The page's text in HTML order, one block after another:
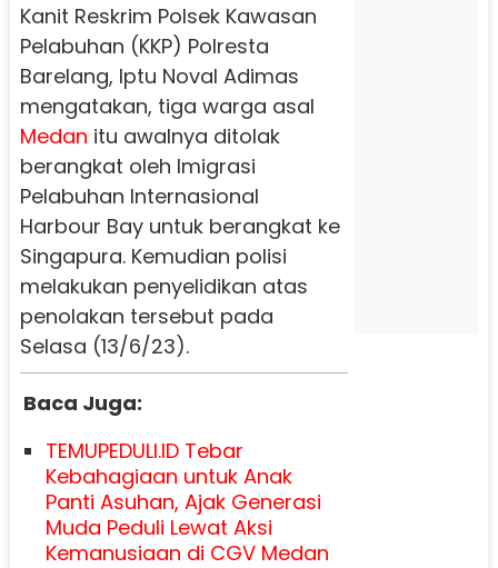
Kanit Reskrim Polsek Kawasan
Pelabuhan (KKP) Polresta
Barelang, Iptu Noval Adimas
mengatakan, tiga warga asal
Medan itu awalnya ditolak
berangkat oleh Imigrasi
Pelabuhan Internasional
Harbour Bay untuk berangkat ke
Singapura. Kemudian polisi
melakukan penyelidikan atas
penolakan tersebut pada
Selasa (13/6/23).
Baca Juga:
TEMUPEDULI.ID Tebar
Kebahagiaan untuk Anak
Panti Asuhan, Ajak Generasi
Muda Peduli Lewat Aksi
Kemanusiaan di CGV Medan